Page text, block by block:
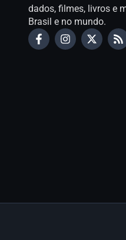
dados, filmes, livros e
Brasil e no mundo.